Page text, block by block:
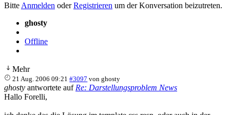
Bitte Anmelden oderRegistrieren um der Konversation beizutreten.
ghosty
Offline
Mehr
21 Aug. 2006 09:21 #3097 vonghosty
ghosty antwortete auf Re: Darstellungsproblem News
Hallo Forelli,